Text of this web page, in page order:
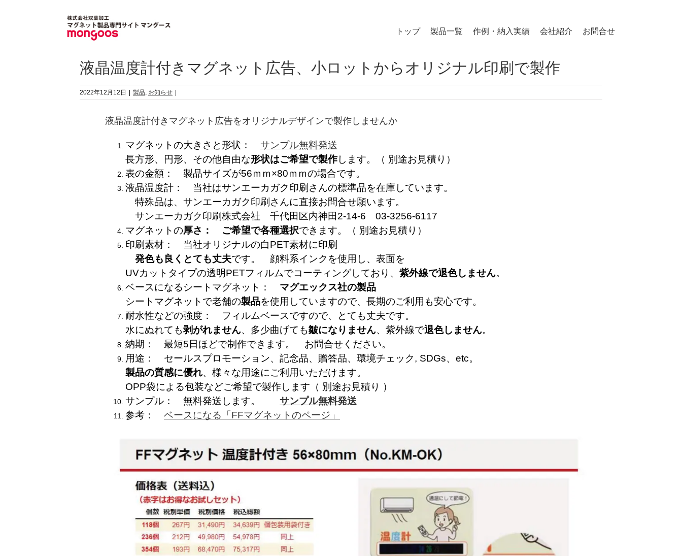
トップ 製品一覧 作例・納入実績 会社紹介 お問合せ
液晶温度計付きマグネット広告、小ロットからオリジナル印刷で製作
2022年12月12日 製品, お知らせ
液晶温度計付きマグネット広告をオリジナルデザインで製作しませんか
マグネットの大きさと形状： サンプル無料発送
長方形、円形、その他自由な形状はご希望で製作します。（ 別途お見積り）
表の金額： 製品サイズが56ｍｍ×80ｍｍの場合です。
液晶温度計： 当社はサンエーカガク印刷さんの標準品を在庫しています。
特殊品は、サンエーカガク印刷さんに直接お問合せ願います。
サンエーカガク印刷株式会社 千代田区内神田2-14-6 03-3256-6117
マグネットの厚さ： ご希望で各種選択できます。（ 別途お見積り）
印刷素材： 当社オリジナルの白PET素材に印刷
発色も良くとても丈夫です。 顔料系インクを使用し、表面を
UVカットタイプの透明PETフィルムでコーティングしており、 紫外線で退色しません。
ベースになるシートマグネット： マグエックス社の製品
シートマグネットで老舗の製品を使用していますので、長期のご利用も安心です。
耐水性などの強度： フィルムベースですので、とても丈夫です。
水にぬれても剥がれません、多少曲げても皺になりません、紫外線で退色しません。
納期： 最短5日ほどで制作できます。 お問合せください。
用途： セールスプロモーション、記念品、贈答品、環境チェック, SDGs、etc。
製品の質感に優れ、様々な用途にご利用いただけます。
OPP袋による包装などご希望で製作します（ 別途お見積り ）
サンプル： 無料発送します。
サンプル無料発送
参考： ベースになる「FFマグネットのページ」